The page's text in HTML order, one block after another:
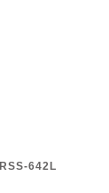
642L